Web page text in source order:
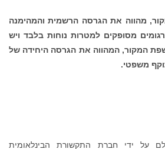
מהווה את הגרסה הרשמית והמהימנה
מסופקים למטרות נוחות בלבד ויש
המקור, המהווה את הגרסה היחידה של
משפטי.
על ידי חברת התקשורת הבינלאומית